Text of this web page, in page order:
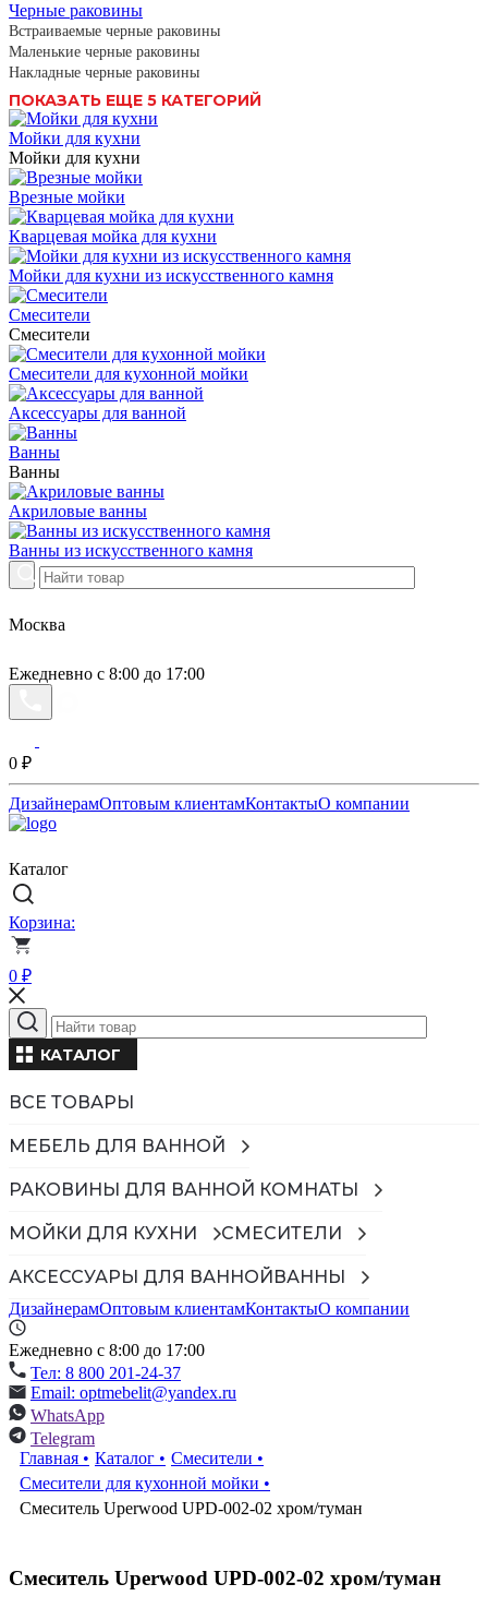
Черные раковины
Встраиваемые черные раковины
Маленькие черные раковины
Накладные черные раковины
ПОКАЗАТЬ ЕЩЕ 5 КАТЕГОРИЙ
Мойки для кухни
Мойки для кухни
Врезные мойки
Кварцевая мойка для кухни
Мойки для кухни из искусственного камня
Смесители
Смесители
Смесители для кухонной мойки
Аксессуары для ванной
Ванны
Ванны
Акриловые ванны
Ванны из искусственного камня
Москва
Ежедневно с 8:00 до 17:00
0 ₽
ДизайнерамОптовым клиентамКонтактыО компании
Каталог
Корзина:
0 ₽
КАТАЛОГ
ВСЕ ТОВАРЫ
МЕБЕЛЬ ДЛЯ ВАННОЙ
РАКОВИНЫ ДЛЯ ВАННОЙ КОМНАТЫ
МОЙКИ ДЛЯ КУХНИ СМЕСИТЕЛИ
АКСЕССУАРЫ ДЛЯ ВАННОЙВАННЫ
ДизайнерамОптовым клиентамКонтактыО компании
Ежедневно с 8:00 до 17:00
Тел: 8 800 201-24-37
Email: optmebelit@yandex.ru
WhatsApp
Telegram
Главная • Каталог • Смесители •
Смесители для кухонной мойки •
Смеситель Uperwood UPD-002-02 хром/туман
Смеситель Uperwood UPD-002-02 хром/туман